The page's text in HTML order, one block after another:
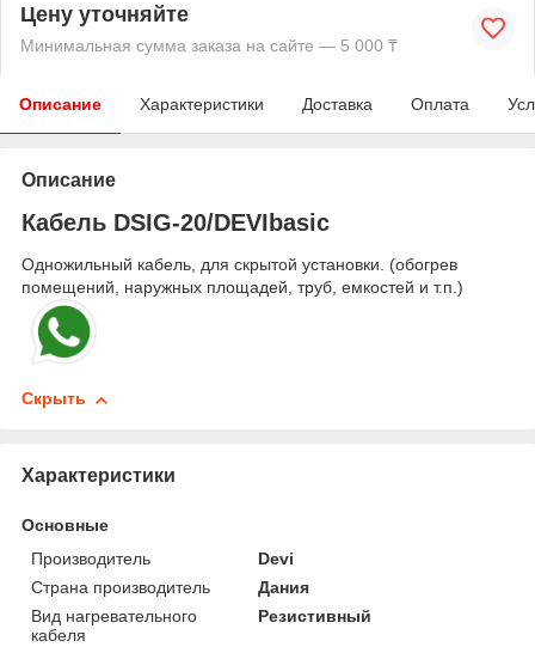
Цену уточняйте
Минимальная сумма заказа на сайте — 5 000 ₸
Описание Характеристики Доставка Оплата
Описание
Кабель DSIG-20/DEVIbasic
Одножильный кабель, для скрытой установки. (обогрев
помещений, наружных площадей, труб, емкостей и т.п.)
Скрыть
Характеристики
Основные
Производитель
Devi
Страна производитель
Дания
Вид нагревательного
кабеля
Резистивный